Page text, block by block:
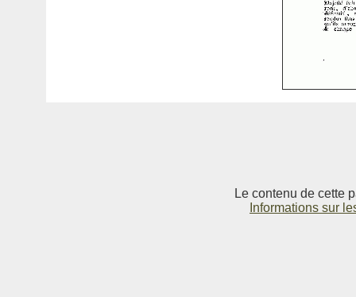
Le contenu de cette
Informations sur